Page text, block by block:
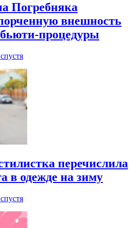
Погребняка
внешность
процедуры
перечислила
в одежде на зиму